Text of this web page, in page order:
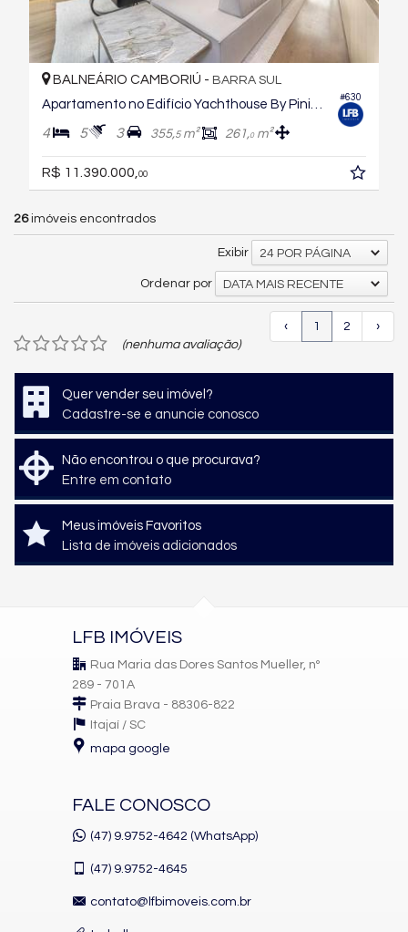
#630
BALNEÁRIO CAMBORIÚ - BARRA SUL
Apartamento no Edifício Yachthouse By Pininfarina
4 5 3 355,5m² 261,0m²
R$ 11.390.000, 00
26imóveis encontrados
Exibir 24 POR PÁGINA
Ordenar por DATA MAIS RECENTE
‹ 1 2
›
(nenhuma avaliação)
Quer vender seu imóvel?
Cadastre-se e anuncie conosco
Não encontrou o que procurava?
Entre em contato
Meus imóveis Favoritos
Lista de imóveis adicionados
LFB IMÓVEIS
Rua Maria das Dores Santos Mueller, nº
289 - 701A
Praia Brava - 88306-822
Itajaí / SC
mapa google
FALE CONOSCO
(47) 9.9752-4642 (WhatsApp)
(47) 9.9752-4645
contato@lfbimoveis.com.br